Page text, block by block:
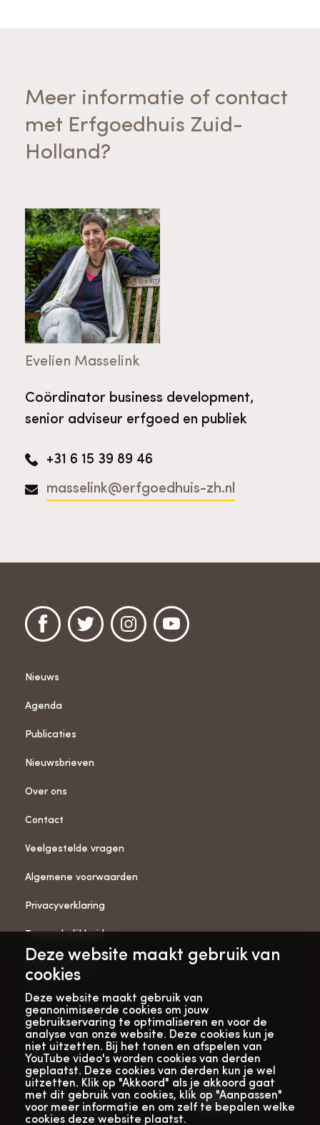
Deze website maakt gebruik van
cookies
Deze website maakt gebruik van
geanonimiseerde cookies om jouw
gebruikservaring te optimaliseren en voor de
analyse van onze website. Deze cookies kun je
niet uitzetten. Bij het tonen en afspelen van
YouTube video's worden cookies van derden
geplaatst. Deze cookies van derden kun je wel
uitzetten. Klik op "Akkoord" als je akkoord gaat
met dit gebruik van cookies, klik op "Aanpassen"
voor meer informatie en om zelf te bepalen welke
cookies deze website plaatst.
Meer informatie of contact
met Erfgoedhuis Zuid-
Holland?
Evelien Masselink
Coördinator business development,
senior adviseur erfgoed en publiek
+31 6 15 39 89 46
masselink@erfgoedhuis-zh.nl
Nieuws
Agenda
Publicaties
Nieuwsbrieven
Over ons
Contact
Veelgestelde vragen
Algemene voorwaarden
Privacyverklaring
Toegankelijkheid
ANBI-gegevens
Pers
Vacatures
Bekijk onze
verhalenwebsite
Met dank aan